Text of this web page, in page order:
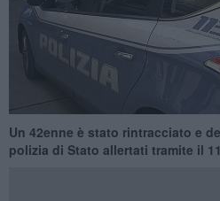
Un 42enne è stato rintracciato e
polizia di Stato allertati tramite il